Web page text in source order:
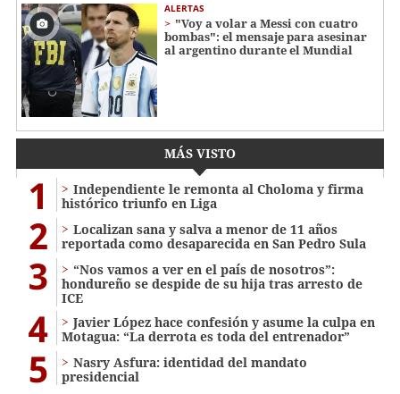
ALERTAS
"Voy a volar a Messi con cuatro
bombas": el mensaje para asesinar
al argentino durante el Mundial
MÁS VISTO
1
Independiente le remonta al Choloma y firma
histórico triunfo en Liga
2
Localizan sana y salva a menor de 11 años
reportada como desaparecida en San Pedro Sula
3
“Nos vamos a ver en el país de nosotros”:
hondureño se despide de su hija tras arresto de
ICE
4
Javier López hace confesión y asume la culpa en
Motagua: “La derrota es toda del entrenador”
5
Nasry Asfura: identidad del mandato
presidencial